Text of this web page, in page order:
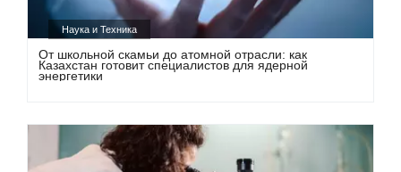
Наука и Техника
От школьной скамьи до атомной отрасли: как
Казахстан готовит специалистов для ядерной
энергетики